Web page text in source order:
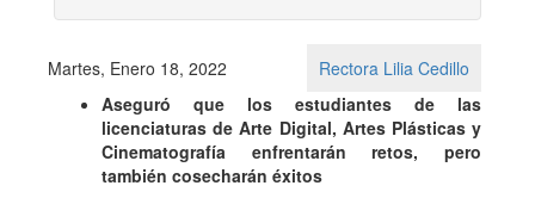
Martes, Enero 18, 2022
Rectora Lilia Cedillo
Aseguró que los estudiantes de las
licenciaturas de Arte Digital, Artes Plásticas y
Cinematografía enfrentarán retos, pero
también cosecharán éxitos